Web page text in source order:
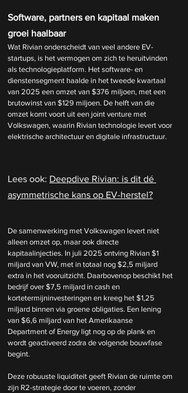
Software, partners en kapitaal maken
groei haalbaar
Wat Rivian onderscheidt van veel andere EV-
startups, is het vermogen om zich te heruitvinden
als technologieplatform. Het software- en
dienstensegment haalde in het tweede kwartaal
van 2025 een omzet van $376 miljoen, met een
brutowinst van $129 miljoen. De helft van die
omzet komt voort uit een joint venture met
Volkswagen, waarin Rivian technologie levert voor
elektrische architectuur en digitale infrastructuur.
Lees ook: Deepdive Rivian: is dit dé
asymmetrische kans op EV-herstel?
De samenwerking met Volkswagen levert niet
alleen omzet op, maar ook directe
kapitaalinjecties. In juli 2025 ontving Rivian $1
miljard van VW, met in totaal nog $2,5 miljard
extra in het vooruitzicht. Daarbovenop beschikt het
bedrijf over $7,5 miljard in cash en
kortetermijninvesteringen en kreeg het $1,25
miljard binnen via groene obligaties. Een lening
van $6,6 miljard van het Amerikaanse
Department of Energy ligt nog op de plank en
wordt geactiveerd zodra de volgende bouwfase
begint.
Deze robuuste liquiditeit geeft Rivian de ruimte om
zijn R2-strategie door te voeren, zonder